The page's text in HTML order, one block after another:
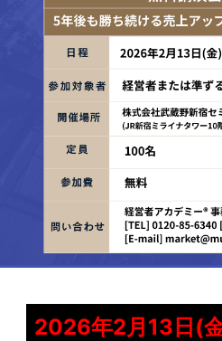
2026年2月13日(